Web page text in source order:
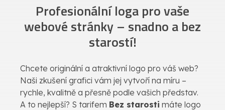
Profesionální loga pro vaše
webové stránky – snadno a bez
starostí!
Chcete originální a atraktivní logo pro váš web?
Naši zkušení grafici vám jej vytvoří na míru –
rychle, kvalitně a přesně podle vašich představ.
A to nejlepší? S tarifem Bez starosti máte logo